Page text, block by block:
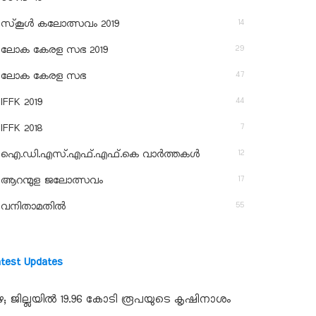
സ്‌കൂള്‍ കലോത്സവം 2019 14
ലോക കേരള സഭ 2019 29
ലോക കേരള സഭ 47
IFFK 2019 44
IFFK 2018 7
ഐ.ഡി.എസ്.എഫ്.എഫ്.കെ വാർത്തകൾ 12
ആറന്മുള ജലോത്സവം 17
വനിതാമതിൽ 55
Updates
ജില്ലയില്‍ 19.96 കോടി രൂപയുടെ കൃഷിനാശം